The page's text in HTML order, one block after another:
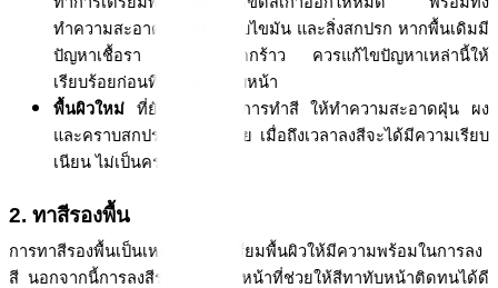
ทำความสะอาดไม่ให้มีคราบไขมัน และสิ่งสกปรก หากพื้นเดิมมี
ปัญหาเชื้อรา หรือรอยแตกร้าว ควรแก้ไขปัญหาเหล่านี้ให้
เรียบร้อยก่อนที่จะลงสีทาทับหน้า
พื้นผิวใหม่ ที่ยังไม่เคยผ่านการทำสี ให้ทำความสะอาดฝุ่น ผง
และคราบสกปรกให้เรียบร้อย เมื่อถึงเวลาลงสีจะได้มีความเรียบ
เนียน ไม่เป็นคราบสกปรก
2. ทาสีรองพื้น
การทาสีรองพื้นเป็นเหมือนการเตรียมพื้นผิวให้มีความพร้อมในการลง
สี นอกจากนี้การลงสีรองพื้นยังทำหน้าที่ช่วยให้สีทาทับหน้าติดทนได้ดี